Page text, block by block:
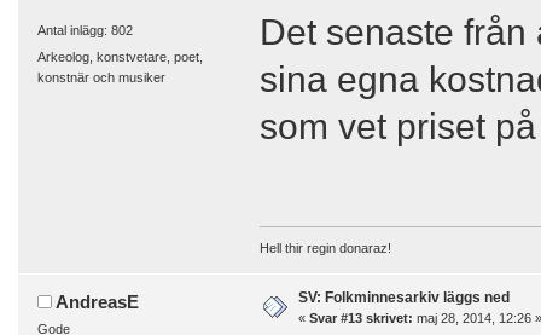
Antal inlägg: 802
Arkeolog, konstvetare, poet,
konstnär och musiker
Det senaste
sina egna
som vet priset
Hell thir regin donaraz!
AndreasE
Gode
SV: Folkminnesarkiv läggs ned
« Svar #13 skrivet: maj 28, 2014, 12:26 »